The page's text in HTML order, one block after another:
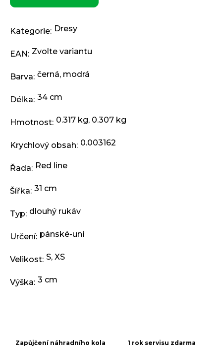
Kategorie: Dresy
EAN: Zvolte variantu
Barva: černá, modrá
Délka: 34 cm
Hmotnost: 0.317 kg, 0.307 kg
Krychlový obsah: 0.003162
Řada: Red line
Šířka: 31 cm
Typ: dlouhý rukáv
Určení: pánské-uni
Velikost: S, XS
Výška: 3 cm
Zapůjčení náhradního kola
1 rok servisu zdarma
e
e
XT
12X1,
BEZ
165
3
099